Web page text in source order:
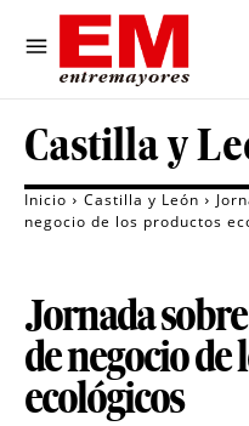
Castilla y
Inicio Castilla y León
negocio de los productos
Jornada
de negocio
ecológicos